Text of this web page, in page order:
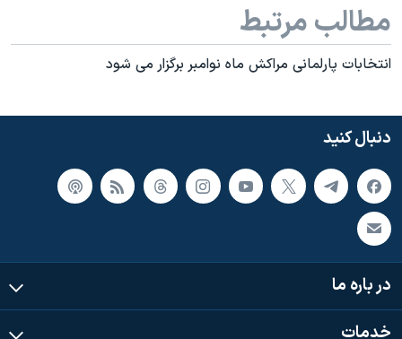
مطالب مرتبط
انتخابات پارلمانی مراکش ماه نوامبر برگزار می شود
دنبال کنید
در باره ما
خدمات